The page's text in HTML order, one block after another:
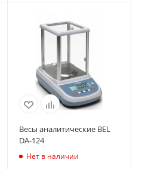
Весы аналитические BEL
DA-124
Нет в наличии